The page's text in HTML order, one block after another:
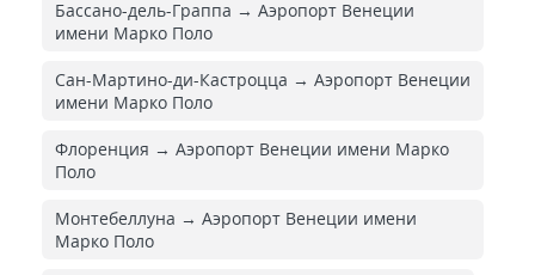
Бассано-дель-Граппа → Аэропорт Венеции
имени Марко Поло
Сан-Мартино-ди-Кастроцца → Аэропорт Венеции
имени Марко Поло
Флоренция → Аэропорт Венеции имени Марко
Поло
Монтебеллуна → Аэропорт Венеции имени
Марко Поло